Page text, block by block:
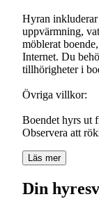
Hyran inkluderar
uppvärmning,
möblerat
Internet. Du
tillhörigheter i
Övriga villkor:
Boendet hyrs ut
Observera att
Läs mer
Din